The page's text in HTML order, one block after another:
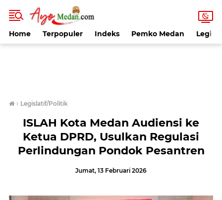
Home Terpopuler Indeks Pemko Medan
› Legislatif/Politik
ISLAH Kota Medan Audiensi ke
Ketua DPRD, Usulkan Regulasi
Perlindungan Pondok Pesantren
Jumat, 13 Februari 2026